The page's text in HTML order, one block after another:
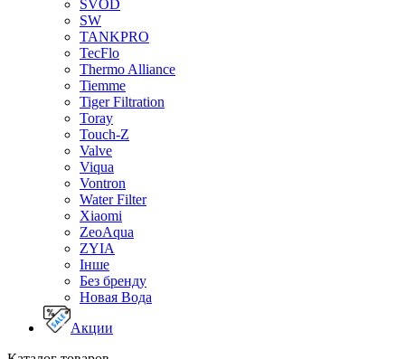
SVOD
SW
TANKPRO
TecFlo
Thermo Alliance
Tiemme
Tiger Filtration
Toray
Touch-Z
Valve
Viqua
Vontron
Water Filter
Xiaomi
ZeoAqua
ZYIA
Інше
Без бренду
Новая Вода
Акции